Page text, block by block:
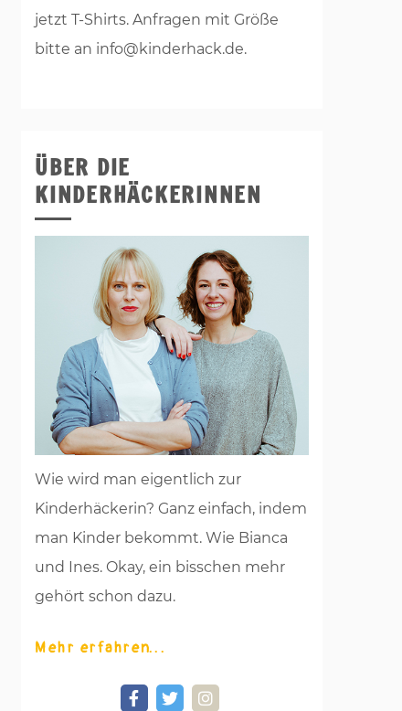
jetzt T-Shirts. Anfragen mit Größe
bitte an info@kinderhack.de.
ÜBER DIE
KINDERHÄCKERINNEN
Wie wird man eigentlich zur
Kinderhäckerin? Ganz einfach, indem
man Kinder bekommt. Wie Bianca
und Ines. Okay, ein bisschen mehr
gehört schon dazu.
Mehr erfahren